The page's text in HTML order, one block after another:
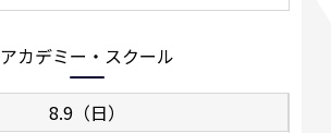
アカデミー・スクール
8.9（日）